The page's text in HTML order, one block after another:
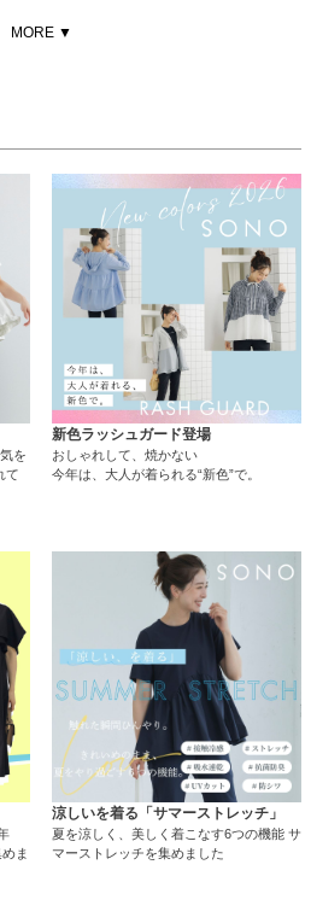
MORE ▼
を
て
新色ラッシュガード登場
おしゃれして、焼かない
今年は、大人が着られる“新色”で。
ま
涼しいを着る「サマーストレッチ」
夏を涼しく、美しく着こなす6つの機能 サ
マーストレッチを集めました